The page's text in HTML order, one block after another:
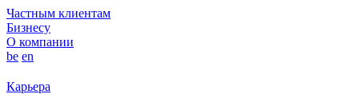
Частным клиентам
Бизнесу
О компании
be en
Карьера